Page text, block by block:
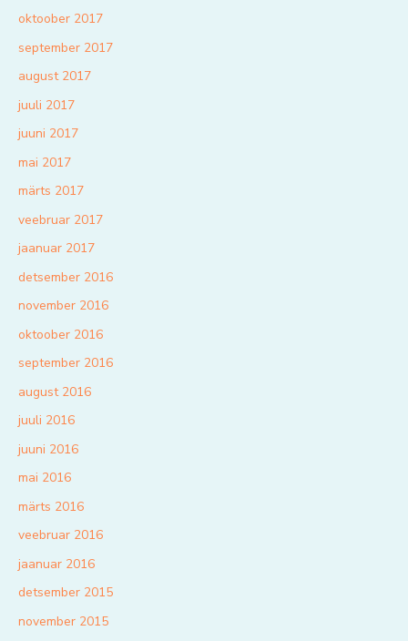
oktoober 2017
september 2017
august 2017
juuli 2017
juuni 2017
mai 2017
märts 2017
veebruar 2017
jaanuar 2017
detsember 2016
november 2016
oktoober 2016
september 2016
august 2016
juuli 2016
juuni 2016
mai 2016
märts 2016
veebruar 2016
jaanuar 2016
detsember 2015
november 2015